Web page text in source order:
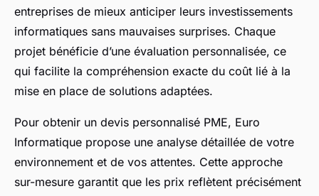
entreprises de mieux anticiper leurs investissements
informatiques sans mauvaises surprises. Chaque
projet bénéficie d’une évaluation personnalisée, ce
qui facilite la compréhension exacte du coût lié à la
mise en place de solutions adaptées.
Pour obtenir un devis personnalisé PME, Euro
Informatique propose une analyse détaillée de votre
environnement et de vos attentes. Cette approche
sur-mesure garantit que les prix reflètent précisément